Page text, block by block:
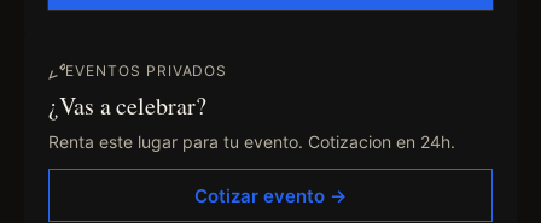
EVENTOS PRIVADOS
¿Vas a celebrar?
Renta este lugar para tu evento. Cotizacion en 24h.
Cotizar evento →